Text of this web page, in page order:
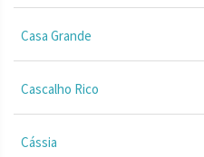
Casa Grande
Cascalho Rico
Cássia